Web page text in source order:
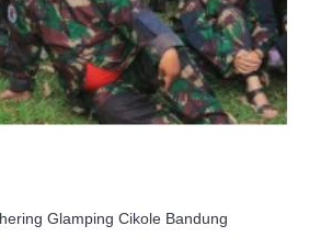
Glamping Cikole Bandung